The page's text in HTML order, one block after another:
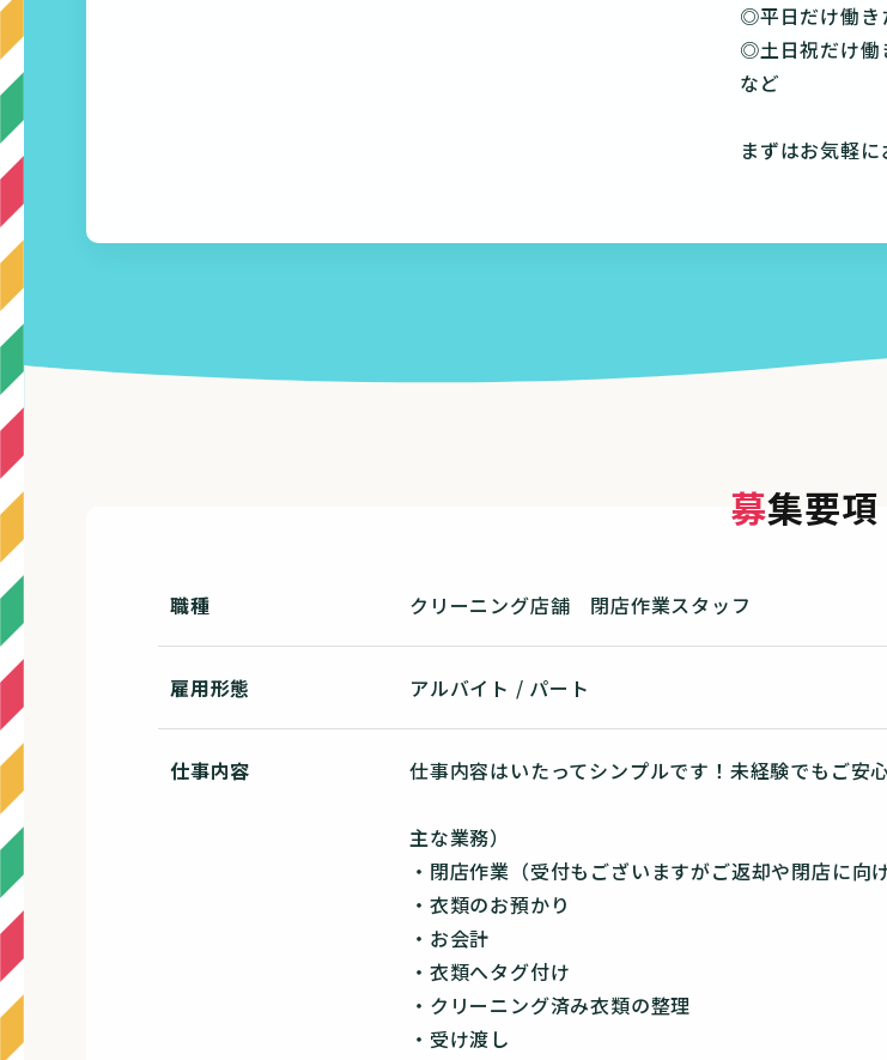
◎平日だけ働き
◎土日祝だけ働
など
まずはお気軽
募集要項
職種 クリーニング店舗 閉店作業スタッフ
雇用形態 アルバイト / パート
仕事内容 仕事内容はいたってシンプルです！未経験でもご安
主な業務）
・閉店作業（受付もございますがご返却や閉店に向
・衣類のお預かり
・お会計
・衣類へタグ付け
・クリーニング済み衣類の整理
・受け渡し